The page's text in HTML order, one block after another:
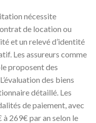
nécessite
de location ou
et un relevé d’identité
Les assureurs comme
proposent des
des biens
détaillé. Les
de paiement, avec
269€ par an selon le